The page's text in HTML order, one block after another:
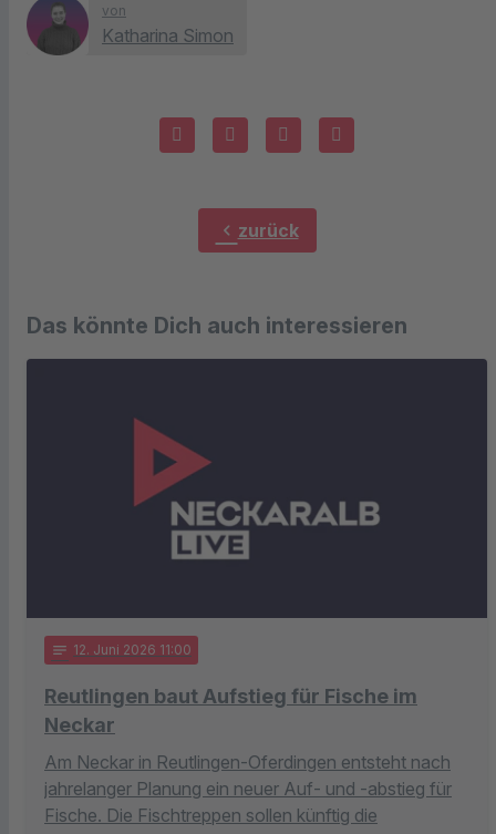
von
Katharina Simon
chevron_left zurück
Das könnte Dich auch interessieren
notes 12. Juni 2026 11:00
Reutlingen baut Aufstieg für Fische im
Neckar
Am Neckar in Reutlingen-Oferdingen entsteht nach
jahrelanger Planung ein neuer Auf- und -abstieg für
Fische. Die Fischtreppen sollen künftig die